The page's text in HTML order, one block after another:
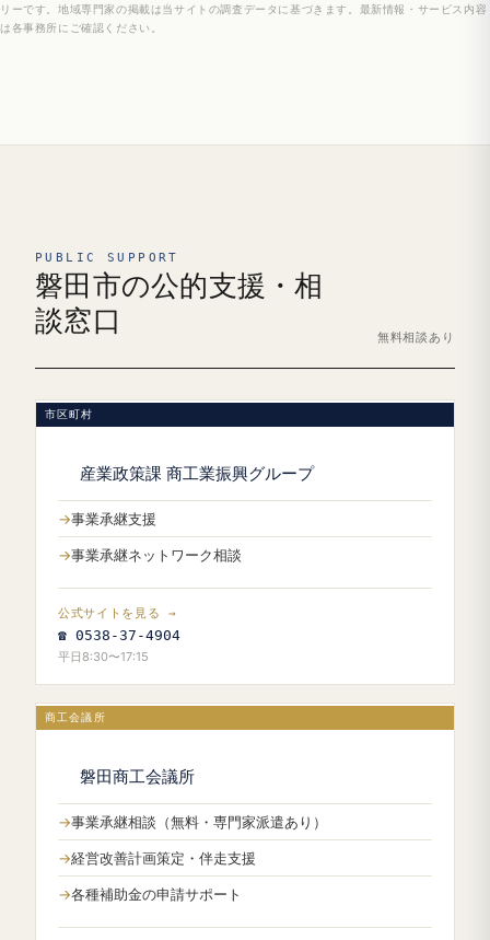
リーです。地域専門家の掲載は当サイトの調査データに基づきます。最新情報・サービス内容
は各事務所にご確認ください。
PUBLIC SUPPORT
磐田市の公的支援・相
談窓口
無料相談あり
市区町村
産業政策課 商工業振興グループ
事業承継支援
事業承継ネットワーク相談
公式サイトを見る →
☎ 0538-37-4904
平日8:30〜17:15
商工会議所
磐田商工会議所
事業承継相談（無料・専門家派遣あり）
経営改善計画策定・伴走支援
各種補助金の申請サポート